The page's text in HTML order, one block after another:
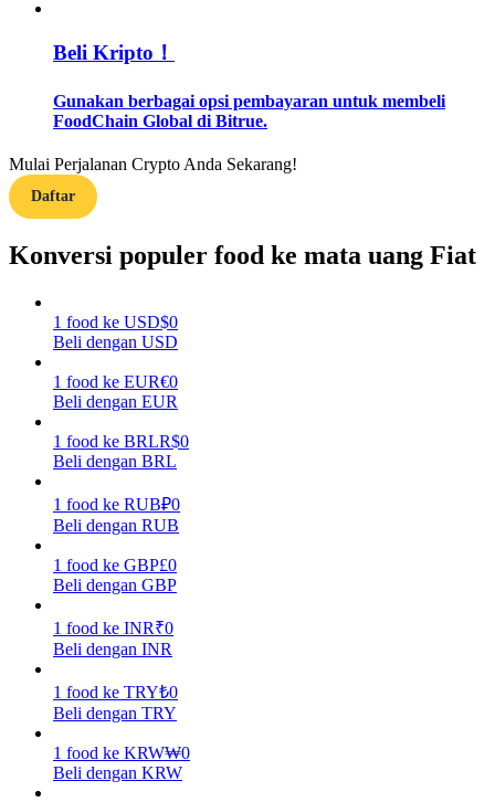
Strategi perdagangan
Pelajari cara untuk tetap menghasilkan keuntungan
Menghasilkan
Babi Kekuatan
Beli Kripto！
Gunakan berbagai opsi pembayaran untuk membeli
FoodChain Global di Bitrue.
Mulai Perjalanan Crypto Anda Sekarang!
Daftar
Konversi populer food ke mata uang Fiat
1 food ke USD$0
Beli dengan USD
1 food ke EUR€0
Beli dengan EUR
1 food ke BRLR$0
Beli dengan BRL
1 food ke RUB₽0
Beli dengan RUB
1 food ke GBP£0
Beli dengan GBP
1 food ke INR₹0
Beli dengan INR
1 food ke TRY₺0
Beli dengan TRY
1 food ke KRW₩0
Beli dengan KRW